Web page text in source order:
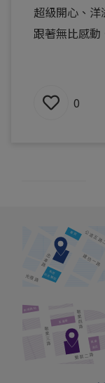
超級開心、
跟著無比感
0